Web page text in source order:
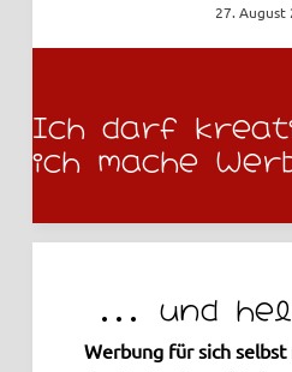
27. August
Ich darf
ich mache
... und
Werbung für sich